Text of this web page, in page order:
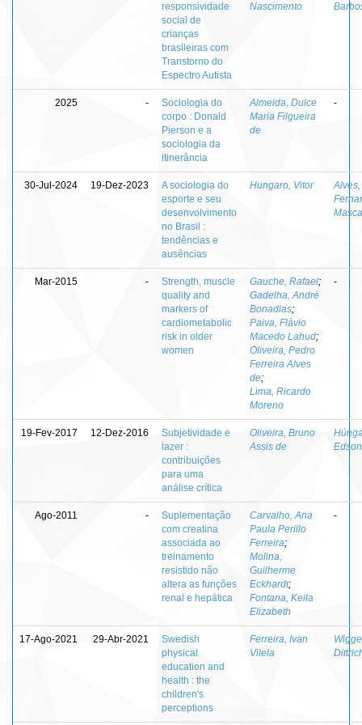
responsividade
social de
crianças
brasileiras com
Transtorno do
Espectro Autista
Nascimento
2025 -
Sociologia do
corpo : Donald
Pierson e a
sociologia da
itinerância
Almeida, Dulce
Maria Filgueira
de
-
30-Jul-2024 19-Dez-2023
A sociologia do
esporte e seu
desenvolvimento
no Brasil :
tendências e
ausências
Hungaro, Vitor
Alves,
Mar-2015 -
Strength, muscle
quality and
markers of
cardiometabolic
risk in older
women
Gauche, Rafael;
Gadelha, André
Bonadias;
Paiva, Flávio
Macedo Lahud;
Oliveira, Pedro
Ferreira Alves
de;
Lima, Ricardo
Moreno
-
19-Fev-2017 12-Dez-2016
Subjetividade e
lazer :
contribuições
para uma
análise crítica
Oliveira, Bruno
Assis de
Ago-2011 -
Suplementação
com creatina
associada ao
treinamento
resistido não
altera as funções
renal e hepática
Carvalho, Ana
Paula Perillo
Ferreira;
Molina,
Guilherme
Eckhardt;
Fontana, Keila
Elizabeth
-
17-Ago-2021 29-Abr-2021
Swedish
physical
education and
health : the
children's
perceptions
Ferreira, Ivan
Vilela